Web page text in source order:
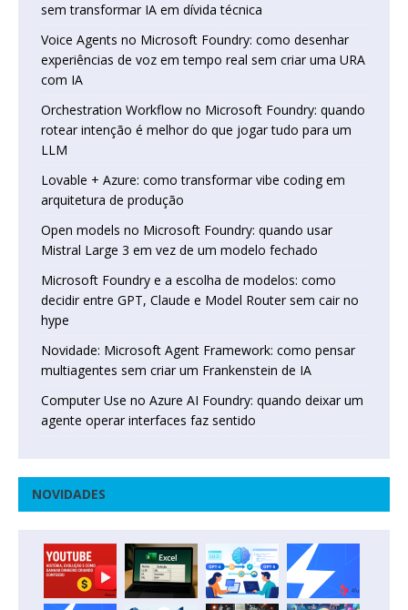
sem transformar IA em dívida técnica
Voice Agents no Microsoft Foundry: como desenhar
experiências de voz em tempo real sem criar uma URA
com IA
Orchestration Workflow no Microsoft Foundry: quando
rotear intenção é melhor do que jogar tudo para um
LLM
Lovable + Azure: como transformar vibe coding em
arquitetura de produção
Open models no Microsoft Foundry: quando usar
Mistral Large 3 em vez de um modelo fechado
Microsoft Foundry e a escolha de modelos: como
decidir entre GPT, Claude e Model Router sem cair no
hype
Novidade: Microsoft Agent Framework: como pensar
multiagentes sem criar um Frankenstein de IA
Computer Use no Azure AI Foundry: quando deixar um
agente operar interfaces faz sentido
NOVIDADES